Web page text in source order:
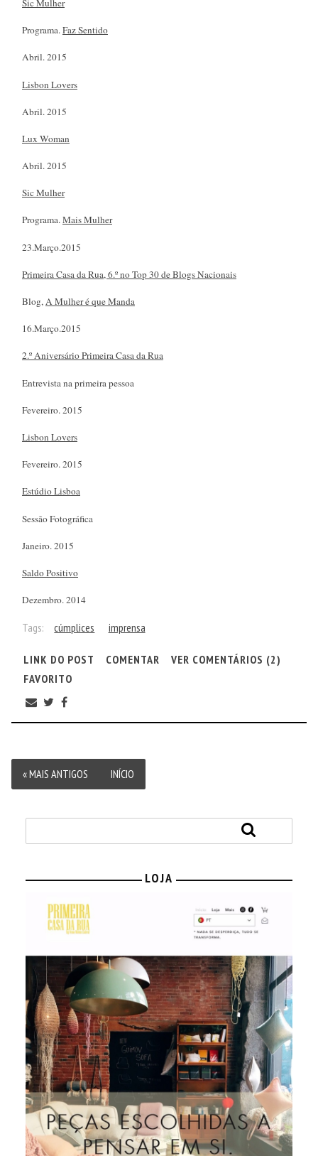
Sic Mulher
Programa.Faz Sentido
Abril. 2015
Lisbon Lovers
Abril. 2015
Lux Woman
Abril. 2015
Sic Mulher
Programa.Mais Mulher
23.Março.2015
Primeira Casa da Rua, 6.º no Top 30 de Blogs Nacionais
Blog,A Mulher é que Manda
16.Março.2015
2.º Aniversário Primeira Casa da Rua
Entrevista na primeira pessoa
Fevereiro. 2015
Lisbon Lovers
Fevereiro. 2015
Estúdio Lisboa
Sessão Fotográfica
Janeiro. 2015
Saldo Positivo
Dezembro. 2014
Tags: cúmplices imprensa
LINK DO POST COMENTAR
VER COMENTÁRIOS (2)
FAVORITO
« MAIS ANTIGOS INÍCIO
LOJA